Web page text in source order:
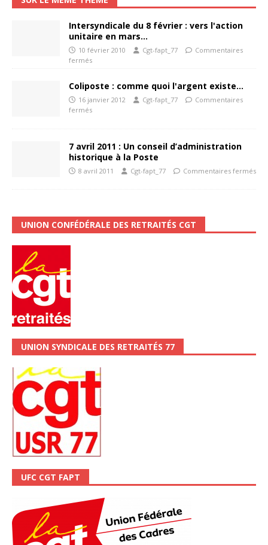
Intersyndicale du 8 février : vers l'action
unitaire en mars…
10 février 2010 Cgt-fapt_77
Commentaires
fermés
Coliposte : comme quoi l'argent existe…
16 janvier 2012 Cgt-fapt_77
Commentaires
fermés
7 avril 2011 : Un conseil d’administration
historique à la Poste
8 avril 2011 Cgt-fapt_77 Commentaires fermés
UNION CONFÉDÉRALE DES RETRAITÉS CGT
UNION SYNDICALE DES RETRAITÉS 77
UFC CGT FAPT